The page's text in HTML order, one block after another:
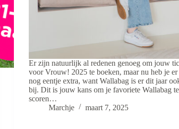
Er zijn natuurlijk al redenen genoeg om jouw
voor Vrouw! 2025 te boeken, maar nu heb je er
nog eentje extra, want Wallabag is er dit jaar
bij. Dit is jouw kans om je favoriete Wallabag te
scoren…
Marchje
maart 7, 2025